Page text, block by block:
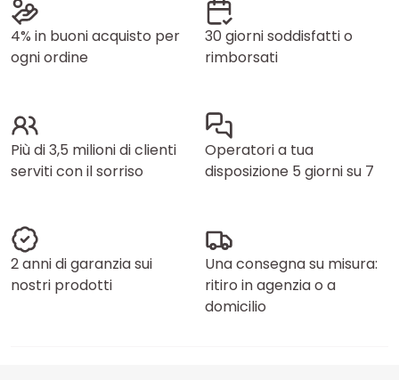
4% in buoni acquisto per
ogni ordine
30 giorni soddisfatti o
rimborsati
Più di 3,5 milioni di clienti
serviti con il sorriso
Operatori a tua
disposizione 5 giorni su 7
2 anni di garanzia sui
nostri prodotti
Una consegna su misura:
ritiro in agenzia o a
domicilio